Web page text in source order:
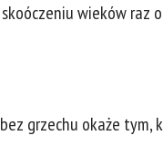
wieków
grzechu okaże